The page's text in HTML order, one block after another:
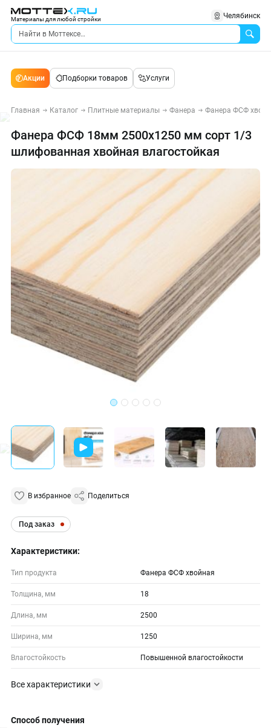
Материалы для любой стройки Челябинск
Акции Подборки товаров Услуги
Главная Каталог Плитные материалы Фанера Фанера ФСФ
Фанера ФСФ 18мм 2500х1250 мм сорт 1/3
шлифованная хвойная влагостойкая
В избранное Поделиться
Под заказ
Характеристики:
Тип продукта Фанера ФСФ хвойная
Толщина, мм 18
Длина, мм 2500
Ширина, мм 1250
Влагостойкость Повышенной влагостойкости
Все характеристики
Способ получения